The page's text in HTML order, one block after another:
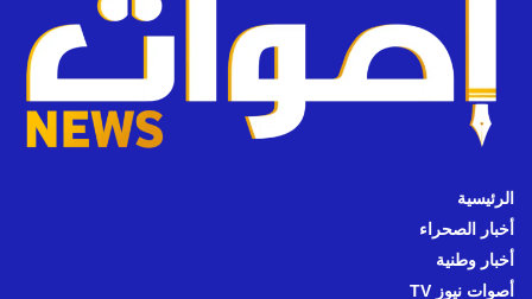
الرئيسية
أخبار الصحراء
أخبار وطنية
أصوات نيوز TV